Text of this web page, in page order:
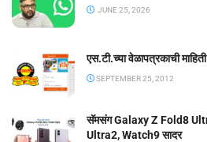
JUNE 25, 2026
एस.टी.च्या वेळापत्रकाची
SEPTEMBER 25, 2012
सॅमसंग Galaxy Z Fold8
Ultra2, Watch9 सादर